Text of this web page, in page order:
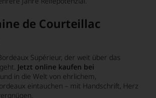
de Courteillac
Supérieur, der weit über das
Jetzt online kaufen bei
und in die Welt von ehrlichem,
eintauchen – mit Handschrift, Herz